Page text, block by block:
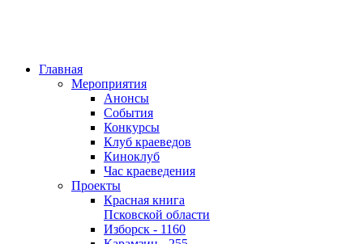
Главная
Мероприятия
Анонсы
События
Конкурсы
Клуб краеведов
Киноклуб
Час краеведения
Проекты
Красная книга
Псковской области
Изборск - 1160